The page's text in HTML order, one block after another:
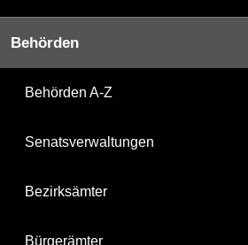
Behörden
Behörden A-Z
Senatsverwaltungen
Bezirksämter
Bürgerämter